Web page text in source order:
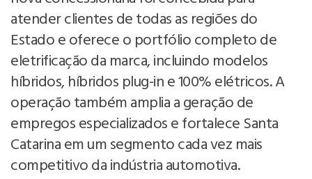
atender clientes de todas as regiões do
Estado e oferece o portfólio completo de
eletrificação da marca, incluindo modelos
híbridos, híbridos plug-in e 100% elétricos. A
operação também amplia a geração de
empregos especializados e fortalece Santa
Catarina em um segmento cada vez mais
competitivo da indústria automotiva.